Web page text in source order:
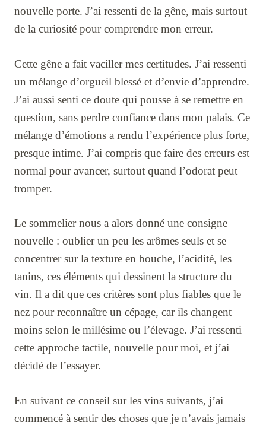
nouvelle porte. J’ai ressenti de la gêne, mais surtout
de la curiosité pour comprendre mon erreur.
Cette gêne a fait vaciller mes certitudes. J’ai ressenti
un mélange d’orgueil blessé et d’envie d’apprendre.
J’ai aussi senti ce doute qui pousse à se remettre en
question, sans perdre confiance dans mon palais. Ce
mélange d’émotions a rendu l’expérience plus forte,
presque intime. J’ai compris que faire des erreurs est
normal pour avancer, surtout quand l’odorat peut
tromper.
Le sommelier nous a alors donné une consigne
nouvelle : oublier un peu les arômes seuls et se
concentrer sur la texture en bouche, l’acidité, les
tanins, ces éléments qui dessinent la structure du
vin. Il a dit que ces critères sont plus fiables que le
nez pour reconnaître un cépage, car ils changent
moins selon le millésime ou l’élevage. J’ai ressenti
cette approche tactile, nouvelle pour moi, et j’ai
décidé de l’essayer.
En suivant ce conseil sur les vins suivants, j’ai
commencé à sentir des choses que je n’avais jamais